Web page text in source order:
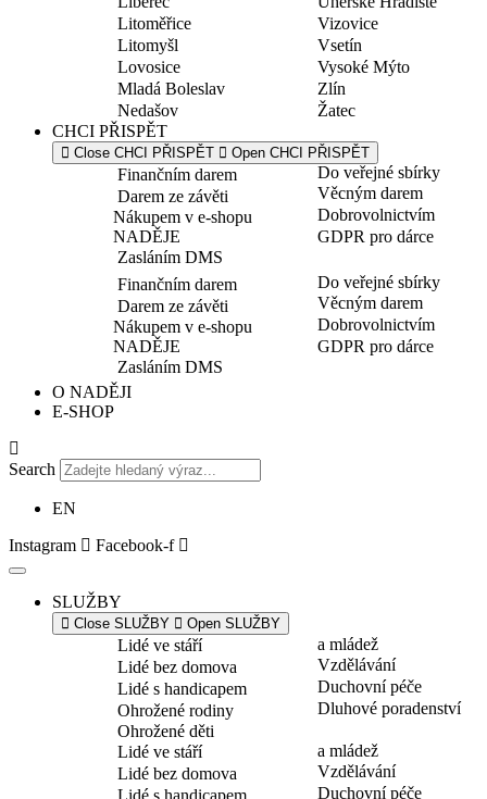
Litoměřice
Litomyšl
Lovosice
Mladá Boleslav
Nedašov
Vizovice
Vsetín
Vysoké Mýto
Zlín
Žatec
CHCI PŘISPĚT
Close CHCI PŘISPĚT Open CHCI PŘISPĚT
Finančním darem
Darem ze závěti
Nákupem v e-shopu
NADĚJE
Zasláním DMS
Do veřejné sbírky
Věcným darem
Dobrovolnictvím
GDPR pro dárce
Finančním darem
Darem ze závěti
Nákupem v e-shopu
NADĚJE
Zasláním DMS
Do veřejné sbírky
Věcným darem
Dobrovolnictvím
GDPR pro dárce
O NADĚJI
E-SHOP
Search
EN
Instagram
Facebook-f
SLUŽBY
Close SLUŽBY Open SLUŽBY
Lidé ve stáří
Lidé bez domova
Lidé s handicapem
Ohrožené rodiny
Ohrožené děti
a mládež
Vzdělávání
Duchovní péče
Dluhové poradenství
Lidé ve stáří
Lidé bez domova
Lidé s handicapem
a mládež
Vzdělávání
Duchovní péče